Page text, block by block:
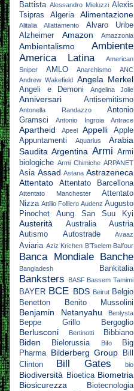
Battista Alessandro Mieluzzi Alexis
Tsipras
Algeria Alimentazione
Alitalia Allattamento
Alvaro Uribe
Alzheimer
Amazon Amazzonia
Ambientalismo
Ambiente
America Latina
American
Sniper
AMLO Anarchismo
ANC
Andrew Wakefield Angela Merkel
Angeli e Demoni Angelina Jolie
Anniversari Antisemitismo
Antonella Randazzo
Antonio
Gramsci
Antonio Ingroia Antrace
Apartheid Apeel Appelli
Apple
Appuntamenti
Aquarius
Arabia
Saudita Argentina Armi Armi
biologiche Armi Chimiche ARPANET
Asia Assad Astana Astrazeneca
Attentato
Attentato Barcellona
Attentato Manchester
Attentato
Nizza Attilio Folliero Audenz Augusto
Pinochet
Aung San Suu Kyi
Austerità Australia
Austria
Autismo
Autostrade Avaaz
Aviaria Aziz Krichen B’Tselem Balfour
Banca Mondiale Banche
Bangladesh Bankitalia
Banksters BASF Bassem Tamimi
BAYER BCE BDS Beirut Belgio
Benetton
Benito Mussolini
Benjamin Netanyahu Benlysta
Beppe Grillo Bergoglio
Berlusconi Bertinotti Bibbiano
Biden Bielorussia Bifo
Big
Pharma
Bilderberg Group
Bill
Clinton
Bill Gates bio
Biodiversità Bioetica Biometria
Biosicurezza
Biotecnologia